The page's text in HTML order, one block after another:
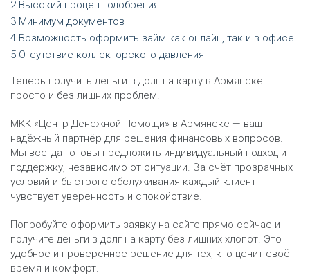
Высокий процент одобрения
Минимум документов
Возможность оформить займ как онлайн, так и в офисе
Отсутствие коллекторского давления
Теперь получить деньги в долг на карту в Армянске
просто и без лишних проблем.
МКК «Центр Денежной Помощи» в Армянске — ваш
надёжный партнёр для решения финансовых вопросов.
Мы всегда готовы предложить индивидуальный подход и
поддержку, независимо от ситуации. За счёт прозрачных
условий и быстрого обслуживания каждый клиент
чувствует уверенность и спокойствие.
Попробуйте оформить заявку на сайте прямо сейчас и
получите деньги в долг на карту без лишних хлопот. Это
удобное и проверенное решение для тех, кто ценит своё
время и комфорт.